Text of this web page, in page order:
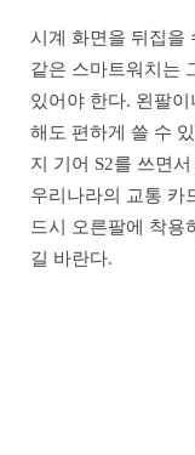
시계 화면을 뒤집을
같은 스마트워치는
있어야 한다. 왼팔
해도 편하게 쓸 수
지 기어 S2를 쓰면
우리나라의 교통 카
드시 오른팔에 착용
길 바란다.